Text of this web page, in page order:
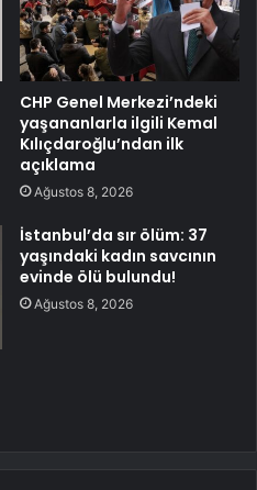
CHP Genel Merkezi’ndeki
yaşananlarla ilgili Kemal
Kılıçdaroğlu’ndan ilk
açıklama
Ağustos 8, 2026
İstanbul’da sır ölüm: 37
yaşındaki kadın savcının
evinde ölü bulundu!
Ağustos 8, 2026